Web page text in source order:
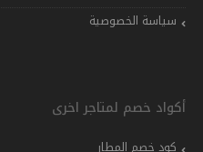
سياسة الخصوصية
أكواد خصم لمتاجر اخرى